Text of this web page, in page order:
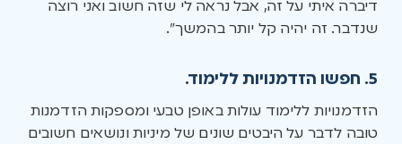
דיברה איתי על זה, אבל נראה לי שזה חשוב ואני רוצה
שנדבר. זה יהיה קל יותר בהמשך”.
5. חפשו הזדמנויות ללימוד.
הזדמנויות ללימוד עולות באופן טבעי ומספקות הזדמנות
טובה לדבר על היבטים שונים של מיניות ונושאים חשובים